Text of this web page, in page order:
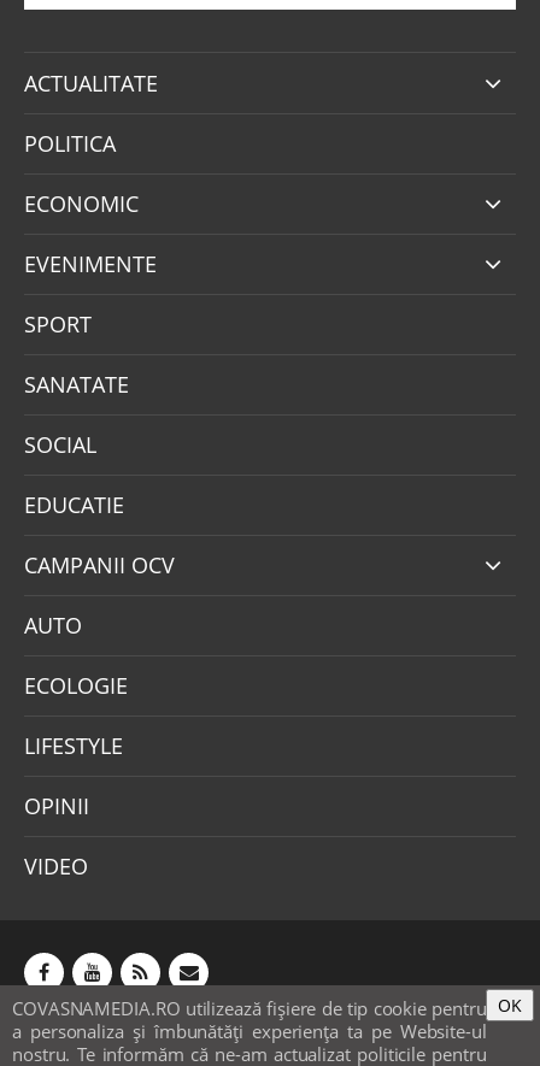
ACTUALITATE
POLITICA
ECONOMIC
EVENIMENTE
SPORT
SANATATE
SOCIAL
EDUCATIE
CAMPANII OCV
AUTO
ECOLOGIE
LIFESTYLE
OPINII
VIDEO
COVASNAMEDIA.RO utilizează fişiere de tip cookie pentru
a personaliza și îmbunătăți experiența ta pe Website-ul
nostru. Te informăm că ne-am actualizat politicile pentru
OK
Abonamente Publicitate
Mica publicitate
Contact
Sondaje POLITICA COOKIE-URI & GDPR